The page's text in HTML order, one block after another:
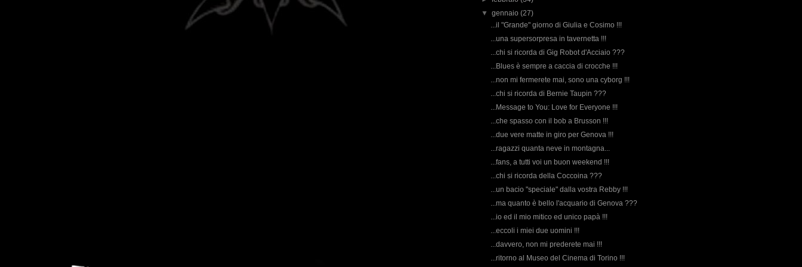
▼gennaio(27)
...il "Grande" giorno di Giulia e Cosimo !!!
...una supersorpresa in tavernetta !!!
...chi si ricorda di Gig Robot d'Acciaio ???
...Blues è sempre a caccia di crocche !!!
...non mi fermerete mai, sono una cyborg !!!
...chi si ricorda di Bernie Taupin ???
...Message to You: Love for Everyone !!!
...che spasso con il bob a Brusson !!!
...due vere matte in giro per Genova !!!
...ragazzi quanta neve in montagna...
...fans, a tutti voi un buon weekend !!!
...chi si ricorda della Coccoina ???
...un bacio "speciale" dalla vostra Rebby !!!
...ma quanto è bello l'acquario di Genova ???
...io ed il mio mitico ed unico papà !!!
...eccoli i miei due uomini !!!
...davvero, non mi prederete mai !!!
...ritorno al Museo del Cinema di Torino !!!